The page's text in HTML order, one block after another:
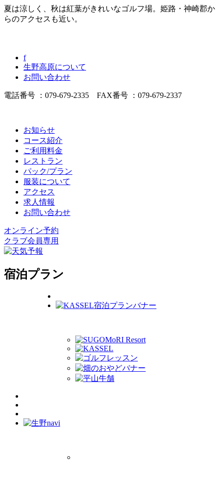
夏は涼しく、秋は紅葉がきれいなゴルフ場。姫路・神崎郡か
らのアクセスも近い。
f
生野高原について
お問い合わせ
電話番号 ：079-679-2335 FAX番号 ：079-679-2337
お知らせ
コース紹介
ご利用料金
レストラン
パック/プラン
服装について
アクセス
求人情報
お問い合わせ
オンライン予約
クラブ会員専用
宿泊プラン